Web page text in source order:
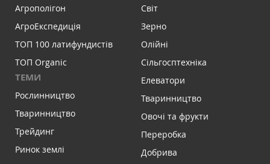
Агрополігон
АгроЕкспедиція
ТОП 100 латифундистів
ТОП Organic
ТЕМИ
Рослинництво
Тваринництво
Трейдинг
Ринок землі
Світ
Зерно
Олійні
Сільгосптехніка
Елеватори
Тваринництво
Овочі та фрукти
Переробка
Добрива